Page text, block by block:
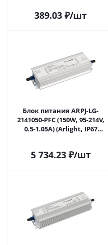
389.03 ₽/шт
Блок питания ARPJ-LG-
2141050-PFC (150W, 95-214V,
0.5-1.05A) (Arlight, IP67
5 734.23₽/шт